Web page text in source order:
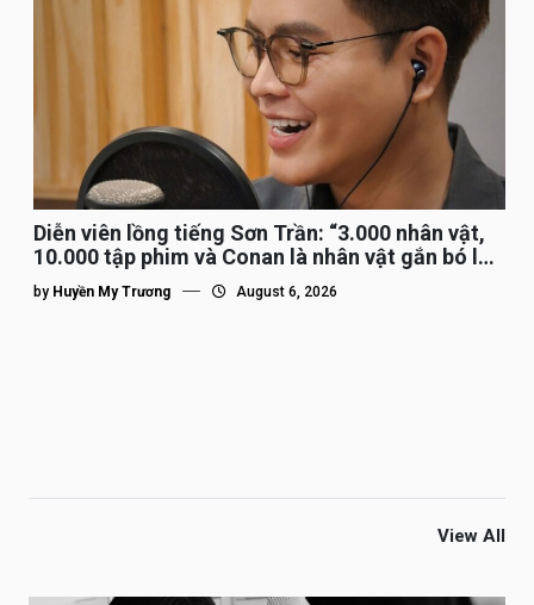
Diễn viên lồng tiếng Sơn Trần: “3.000 nhân vật,
10.000 tập phim và Conan là nhân vật gắn bó lâu
nhất”
by Huyền My Trương August 6, 2026
View All